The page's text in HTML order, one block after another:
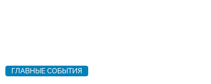
ГЛАВНЫЕ СОБЫТИЯ